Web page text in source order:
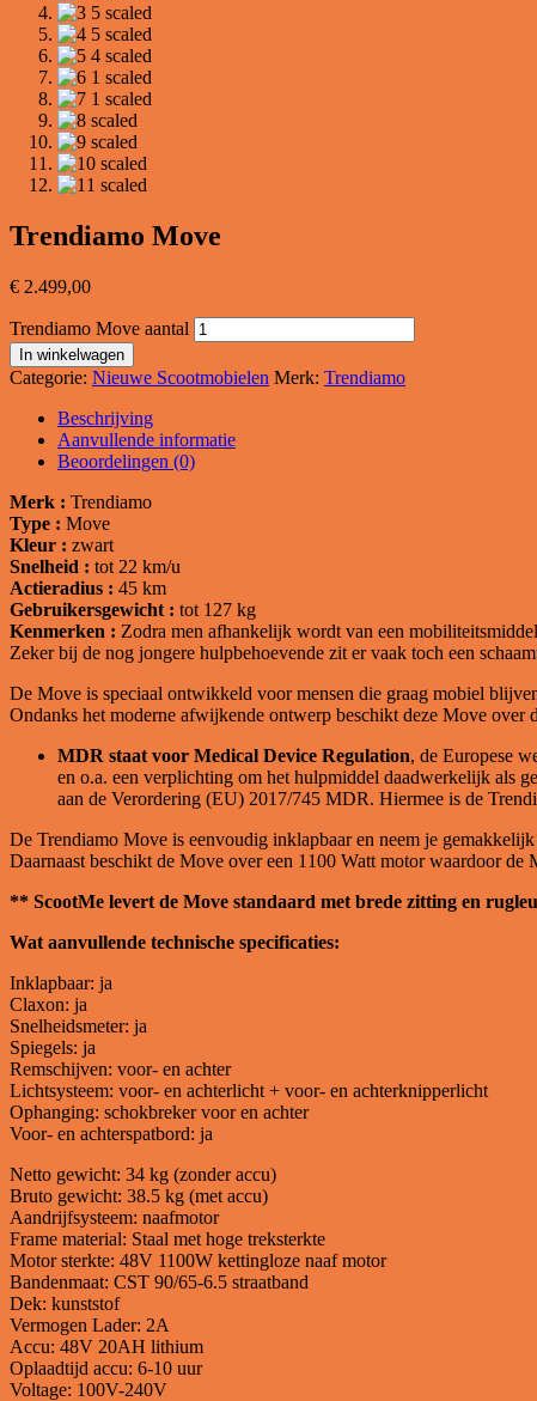
Trendiamo Move
€ 2.499,00
Trendiamo Move aantal
In winkelwagen
Categorie: Nieuwe Scootmobielen Merk: Trendiamo
Beschrijving
Aanvullende informatie
Beoordelingen (0)
Merk : Trendiamo
Type : Move
Kleur : zwart
Snelheid : tot 22 km/u
Actieradius : 45 km
Gebruikersgewicht : tot 127 kg
Kenmerken : Zodra men afhankelijk wordt van een
Zeker bij de nog jongere hulpbehoevende zit er vaak toch een
De Move is speciaal ontwikkeld voor mensen die graag mobiel
Ondanks het moderne afwijkende ontwerp beschikt deze Move over
MDR staat voor Medical Device Regulation, de Europese
en o.a. een verplichting om het hulpmiddel daadwerkelijk als
aan de Verordering (EU) 2017/745 MDR. Hiermee is de
De Trendiamo Move is eenvoudig inklapbaar en neem je
Daarnaast beschikt de Move over een 1100 Watt motor waardoor de
** ScootMe levert de Move standaard met brede zitting en
Wat aanvullende technische specificaties:
Inklapbaar: ja
Claxon: ja
Snelheidsmeter: ja
Spiegels: ja
Remschijven: voor- en achter
Lichtsysteem: voor- en achterlicht + voor- en achterknipperlicht
Ophanging: schokbreker voor en achter
Voor- en achterspatbord: ja
Netto gewicht: 34 kg (zonder accu)
Bruto gewicht: 38.5 kg (met accu)
Aandrijfsysteem: naafmotor
Frame material: Staal met hoge treksterkte
Motor sterkte: 48V 1100W kettingloze naaf motor
Bandenmaat: CST 90/65-6.5 straatband
Dek: kunststof
Vermogen Lader: 2A
Accu: 48V 20AH lithium
Oplaadtijd accu: 6-10 uur
Voltage: 100V-240V